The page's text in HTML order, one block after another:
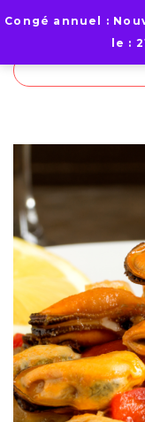
Congé annuel :
le :